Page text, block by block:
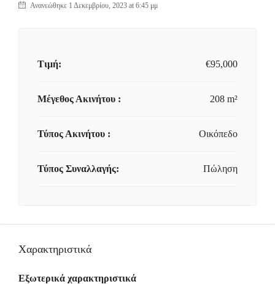
Ανανεώθηκε 1 Δεκεμβρίου, 2023 at 6:45 μμ
Τιμή: €95,000
Μέγεθος Ακινήτου : 208 m²
Τύπος Ακινήτου : Οικόπεδο
Τύπος Συναλλαγής: Πώληση
Χαρακτηριστικά
Εξωτερικά χαρακτηριστικά